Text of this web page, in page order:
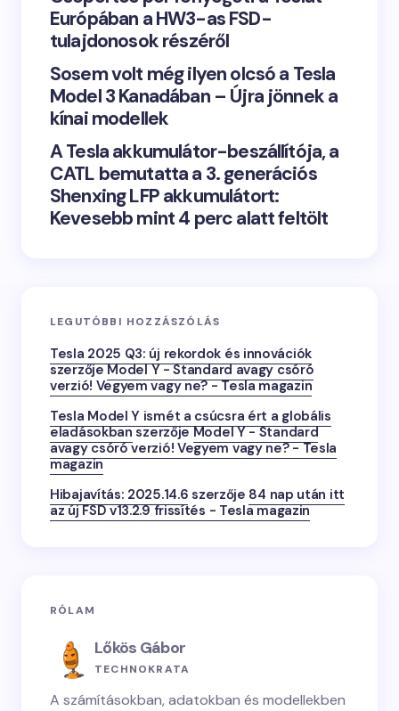
Európában a HW3-as FSD-
tulajdonosok részéről
Sosem volt még ilyen olcsó a Tesla
Model 3 Kanadában – Újra jönnek a
kínai modellek
A Tesla akkumulátor-beszállítója, a
CATL bemutatta a 3. generációs
Shenxing LFP akkumulátort:
Kevesebb mint 4 perc alatt feltölt
LEGUTÓBBI HOZZÁSZÓLÁS
Tesla 2025 Q3: új rekordok és innovációk
szerzőjeModel Y - Standard avagy csóró
verzió! Vegyem vagy ne? - Tesla magazin
Tesla Model Y ismét a csúcsra ért a globális
eladásokbanszerzőjeModel Y - Standard
avagy csóró verzió! Vegyem vagy ne? - Tesla
magazin
Hibajavítás: 2025.14.6 szerzője 84 nap után itt
az új FSD v13.2.9 frissítés - Tesla magazin
RÓLAM
Lőkös Gábor
TECHNOKRATA
A számításokban, adatokban és modellekben